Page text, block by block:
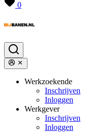
0
Werkzoekende
Inschrijven
Inloggen
Werkgever
Inschrijven
Inloggen